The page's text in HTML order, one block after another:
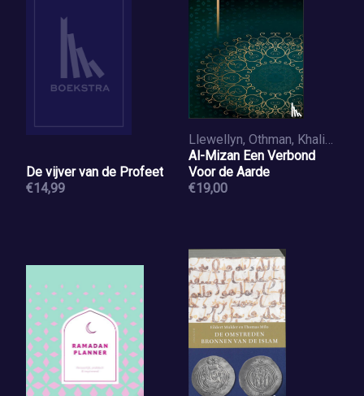
De vijver van de Profeet
€14,99
Llewellyn, Othman, Khalid, Fazlun
Al-Mizan Een Verbond
Voor de Aarde
€19,00